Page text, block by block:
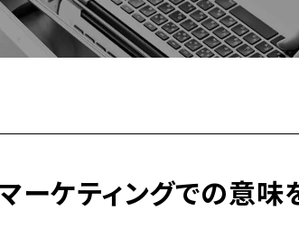
ーケティングでの意味